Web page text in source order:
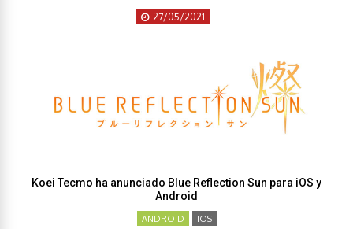
27/05/2021
Koei Tecmo ha anunciado Blue Reflection Sun para iOS y
Android
ANDROID IOS